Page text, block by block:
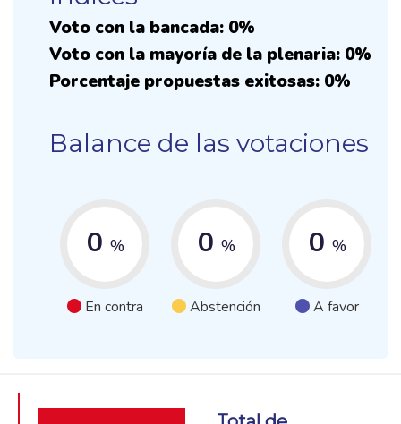
Voto con la bancada: 0%
Voto con la mayoría de la plenaria: 0%
Porcentaje propuestas exitosas: 0%
Balance de las votaciones
0 %
En contra
0 %
Abstención
0 %
A favor